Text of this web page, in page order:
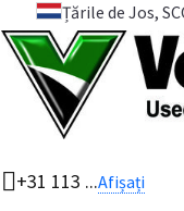
Adresați-vă
Țările de Jos,
+31 113 ...Afișați